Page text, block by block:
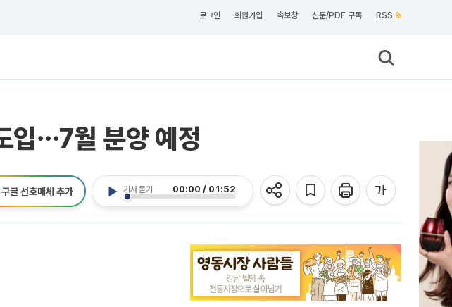
로그인 회원가입 속보창 신문/PDF 구독 RSS
입⋯7월 분양 예정
기사 듣기 00:00 / 01:52
구글 선호매체 추가